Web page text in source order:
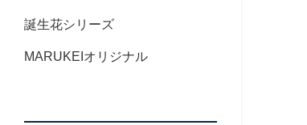
誕生花シリーズ
MARUKEIオリジナル